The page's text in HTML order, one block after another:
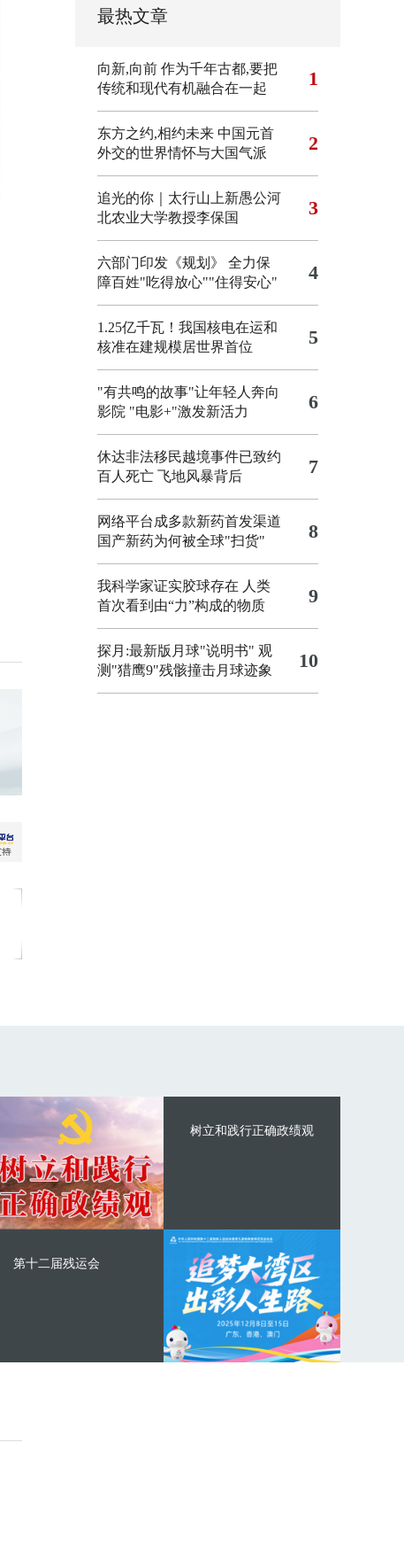
最热文章
向新,向前 作为千年古都,要把
传统和现代有机融合在一起
1
东方之约,相约未来 中国元首
外交的世界情怀与大国气派
2
追光的你｜太行山上新愚公河
北农业大学教授李保国
3
六部门印发《规划》 全力保
障百姓"吃得放心""住得安心"
4
1.25亿千瓦！我国核电在运和
核准在建规模居世界首位
5
"有共鸣的故事"让年轻人奔向
影院 "电影+"激发新活力 6
休达非法移民越境事件已致约
百人死亡 飞地风暴背后 7
网络平台成多款新药首发渠道
国产新药为何被全球"扫货"
8
我科学家证实胶球存在 人类
首次看到由“力”构成的物质
9
探月:最新版月球"说明书" 观
测"猎鹰9"残骸撞击月球迹象
10
树立和践行正确政绩观
第十二届残运会